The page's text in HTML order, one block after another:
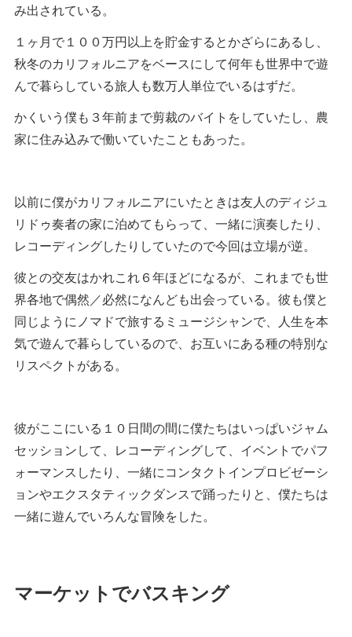
み出されている。
１ヶ月で１００万円以上を貯金するとかざらにあるし、
秋冬のカリフォルニアをベースにして何年も世界中で遊
んで暮らしている旅人も数万人単位でいるはずだ。
かくいう僕も３年前まで剪裁のバイトをしていたし、農
家に住み込みで働いていたこともあった。
以前に僕がカリフォルニアにいたときは友人のディジュ
リドゥ奏者の家に泊めてもらって、一緒に演奏したり、
レコーディングしたりしていたので今回は立場が逆。
彼との交友はかれこれ６年ほどになるが、これまでも世
界各地で偶然／必然になんども出会っている。彼も僕と
同じようにノマドで旅するミュージシャンで、人生を本
気で遊んで暮らしているので、お互いにある種の特別な
リスペクトがある。
彼がここにいる１０日間の間に僕たちはいっぱいジャム
セッションして、レコーディングして、イベントでパフ
ォーマンスしたり、一緒にコンタクトインプロビゼーシ
ョンやエクスタティックダンスで踊ったりと、僕たちは
一緒に遊んでいろんな冒険をした。
マーケットでバスキング